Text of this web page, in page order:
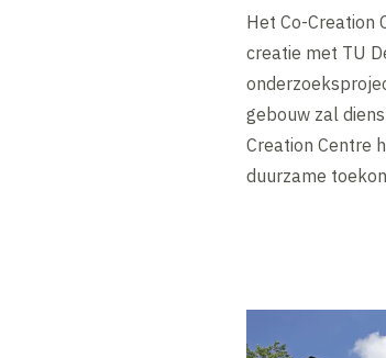
Het Co-Creation
creatie met TU
gebouw zal
Creation Centre
duurzame